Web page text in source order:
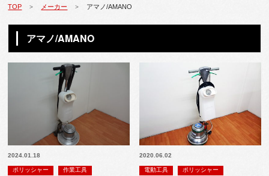
TOP > メーカー > アマノ/AMANO
アマノ/AMANO
2024.01.18
ポリッシャー 作業工具
2020.06.02
電動工具 ポリッシャー